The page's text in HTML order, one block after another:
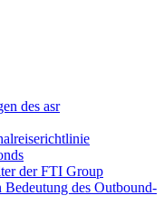
des asr
der FTI Group
Bedeutung des Outbound-